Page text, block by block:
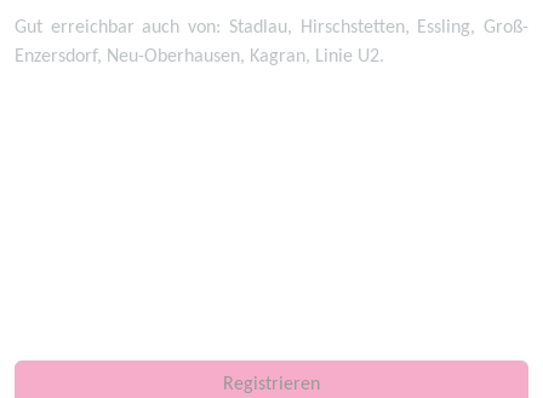
Gut erreichbar auch von: Stadlau, Hirschstetten, Essling, Groß-
Enzersdorf, Neu-Oberhausen, Kagran, Linie U2.
Registrieren